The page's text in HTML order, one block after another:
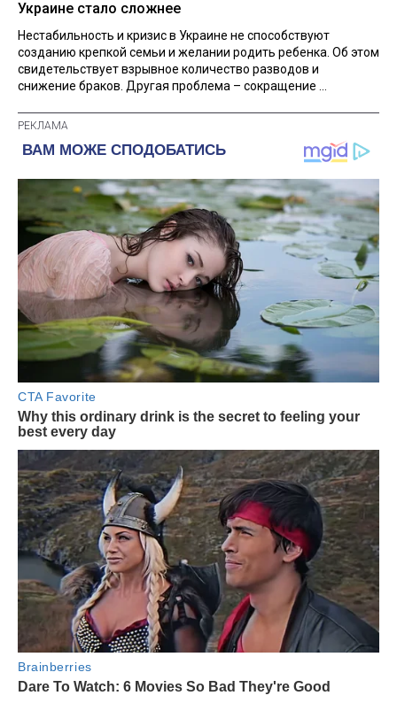
Украине стало сложнее
Нестабильность и кризис в Украине не способствуют
созданию крепкой семьи и желании родить ребенка. Об этом
свидетельствует взрывное количество разводов и
снижение браков. Другая проблема – сокращение ...